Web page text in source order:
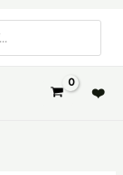
❤️